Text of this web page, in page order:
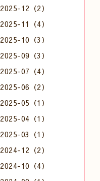
2025-12（2）
2025-11（4）
2025-10（3）
2025-09（3）
2025-07（4）
2025-06（2）
2025-05（1）
2025-04（1）
2025-03（1）
2024-12（2）
2024-10（4）